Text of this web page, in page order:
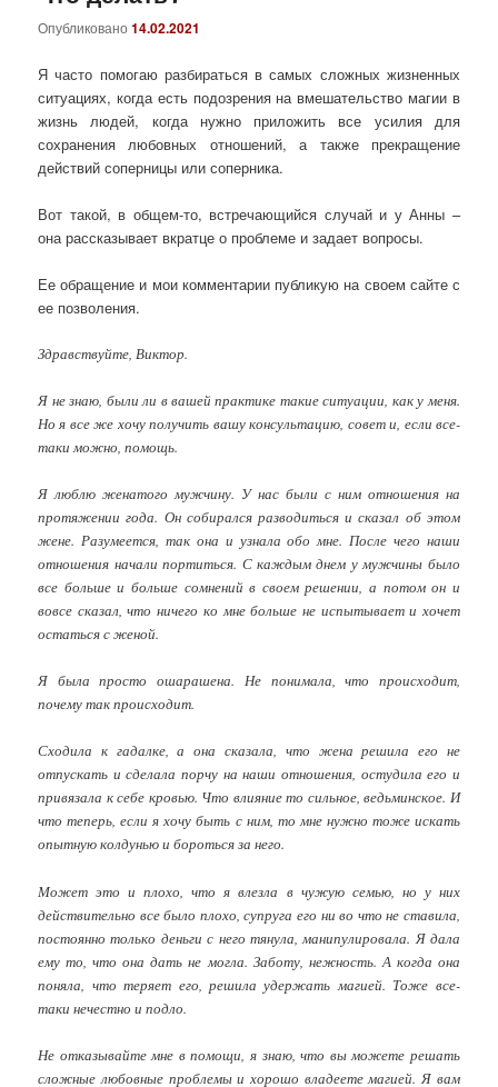
Опубликовано14.02.2021
Я часто помогаю разбираться в самых сложных жизненных
ситуациях, когда есть подозрения на вмешательство магии в
жизнь людей, когда нужно приложить все усилия для
сохранения любовных отношений, а также прекращение
действий соперницы или соперника.
Вот такой, в общем-то, встречающийся случай и у Анны –
она рассказывает вкратце о проблеме и задает вопросы.
Ее обращение и мои комментарии публикую на своем сайте с
ее позволения.
Здравствуйте, Виктор.
Я не знаю, были ли в вашей практике такие ситуации, как у меня.
Но я все же хочу получить вашу консультацию, совет и, если все-
таки можно, помощь.
Я люблю женатого мужчину. У нас были с ним отношения на
протяжении года. Он собирался разводиться и сказал об этом
жене. Разумеется, так она и узнала обо мне. После чего наши
отношения начали портиться. С каждым днем у мужчины было
все больше и больше сомнений в своем решении, а потом он и
вовсе сказал, что ничего ко мне больше не испытывает и хочет
остаться с женой.
Я была просто ошарашена. Не понимала, что происходит,
почему так происходит.
Сходила к гадалке, а она сказала, что жена решила его не
отпускать и сделала порчу на наши отношения, остудила его и
привязала к себе кровью. Что влияние то сильное, ведьминское. И
что теперь, если я хочу быть с ним, то мне нужно тоже искать
опытную колдунью и бороться за него.
Может это и плохо, что я влезла в чужую семью, но у них
действительно все было плохо, супруга его ни во что не ставила,
постоянно только деньги с него тянула, манипулировала. Я дала
ему то, что она дать не могла. Заботу, нежность. А когда она
поняла, что теряет его, решила удержать магией. Тоже все-
таки нечестно и подло.
Не отказывайте мне в помощи, я знаю, что вы можете решать
сложные любовные проблемы и хорошо владеете магией. Я вам